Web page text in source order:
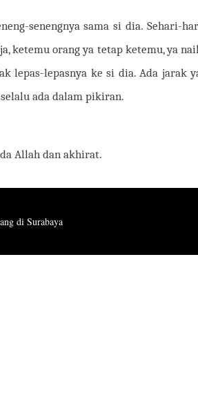
senengnya sama si dia. Sehari-
ketemu orang ya tetap ketemu, ya
lepas-lepasnya ke si dia. Ada jarak
ada dalam pikiran.
Allah dan akhirat.
di Surabaya